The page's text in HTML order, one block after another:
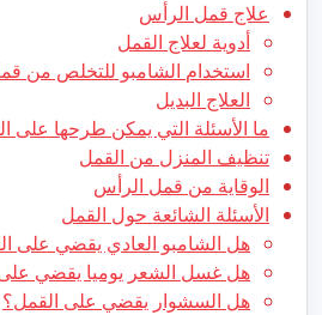
علاج قمل الرأس
أدوية لعلاج القمل
استخدام الشامبو للتخلص من
العلاج البديل
ما الأسئلة التي يمكن طرحها على
تنظيف المنزل من القمل
الوقاية من قمل الرأس
الأسئلة الشائعة حول القمل
هل الشامبو العادي يقضي على
هل غسل الشعر يوميا يقضي
هل السشوار يقضي على القمل؟